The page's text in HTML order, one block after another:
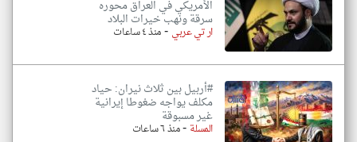
الأمريكي في العراق محوره
سرقة ونهب خيرات البلاد
ار تي عربي-منذ ٤ ساعات
#أربيل بين ثلاث نيران: حياد
مكلف يواجه ضغوطا إيرانية
غير مسبوقة
المسلة -منذ ٦ ساعات